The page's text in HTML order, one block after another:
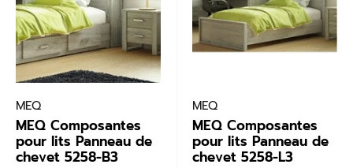
MEQ
MEQ Composantes
pour lits Panneau de
chevet 5258-B3
MEQ
MEQ Composantes
pour lits Panneau de
chevet 5258-L3